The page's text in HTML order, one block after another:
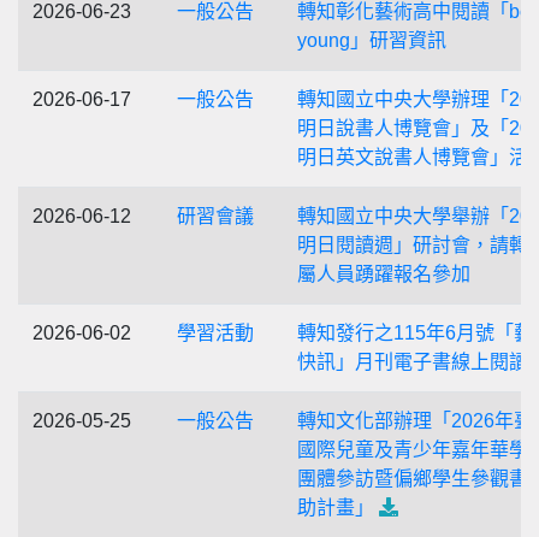
2026-06-23 一般公告
轉知彰化藝術高中閱讀「
young」研習資訊
2026-06-17 一般公告
轉知國立中央大學辦理「
明日說書人博覽會」及「
明日英文說書人博覽會」活
2026-06-12 研習會議
轉知國立中央大學舉辦「
明日閱讀週」研討會，請轉
屬人員踴躍報名參加
2026-06-02 學習活動
轉知發行之115年6月號「藝
快訊」月刊電子書線上閱讀
2026-05-25 一般公告
轉知文化部辦理「2026年臺
國際兒童及青少年嘉年華學
團體參訪暨偏鄉學生參觀書
助計畫」